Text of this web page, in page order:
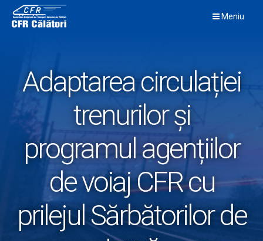
content
Meniu
Adaptarea circulației
trenurilor și
programul agențiilor
de voiaj CFR cu
prilejul Sărbătorilor de